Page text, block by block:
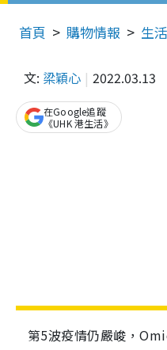
首頁 購物情報 生
文: 梁穎心 2022.03.13
在Google追蹤
《UHK 港生活》
第5波疫情仍嚴峻，